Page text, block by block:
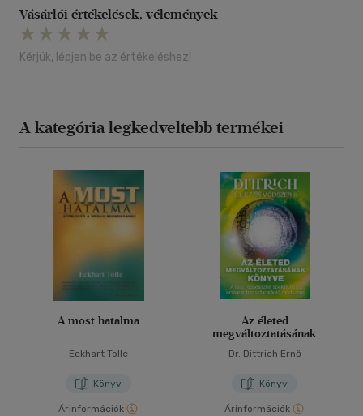
Vásárlói értékelések, vélemények
Kérjük, lépjen be az értékeléshez!
A kategória legkedveltebb termékei
A most hatalma
Eckhart Tolle
Könyv
Árinformációk
Az életed
megváltoztatásának
Dr. Dittrich Ernő
Könyv
Árinformációk